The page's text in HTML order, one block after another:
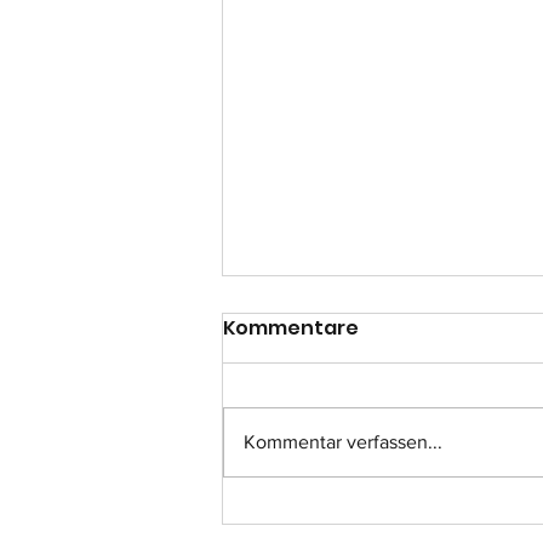
Einsatz-Nr.: 057
Kommentare
Kommentar verfassen...